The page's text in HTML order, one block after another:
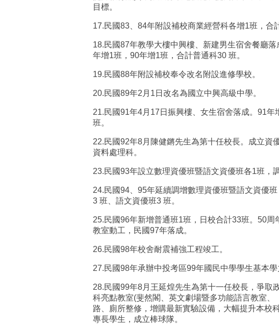
目標。
17.民國83 84年附設補校商業經營科各增1班，合
18.民國87年教學大樓中興樓、新建男生宿舍餐廳落
年增1班， 90年增1班，合計普通科30 班。
19.民國88年附設補校奉令改名附設進修學校。
20.民國89年2 月 1 日改名為國立中興高級中學。
21.民國91年4月 17 日振興樓、女生宿舍落成。 91年
班。
22.民國92年8月陳健鏘先生為第十任校長。成立資
資料處理科。
23.民國93年設立數理資優班暨語文資優班各1班，
24.民國94 95年延續調增數理資優班暨語文資優
3 班、語文資優班3 班。
25.民國96年新增普通班1班，日校合計33班。 50周
教室動工，民國97年落成。
26.民國98年校舍耐震補強工程竣工。
27.民國98年承辦中投考區99年國民中學學生基本學
28.民國99年8月王延煌先生為第十一任校長，爭取
科亮點教室(斐然閣、英文劇場暨多功能語言教室、
路、廁所整修，增購最新實驗設備，大幅提升本校
專長學生，成立棒球隊。